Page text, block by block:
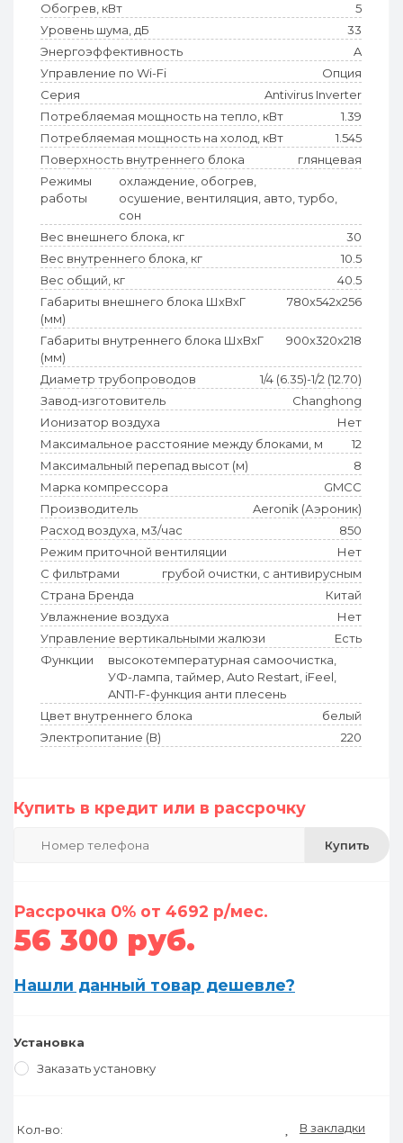
Обогрев, кВт
5
Уровень шума, дБ
33
Энергоэффективность
A
Управление по Wi-Fi
Опция
Серия
Antivirus Inverter
Потребляемая мощность на тепло, кВт
1.39
Потребляемая мощность на холод, кВт
1.545
Поверхность внутреннего блока
глянцевая
Режимы
работы
охлаждение, обогрев,
осушение, вентиляция, авто, турбо,
сон
Вес внешнего блока, кг
30
Вес внутреннего блока, кг
10.5
Вес общий, кг
40.5
Габариты внешнего блока ШхВхГ
(мм)
780x542x256
Габариты внутреннего блока ШхВхГ
(мм)
900x320x218
Диаметр трубопроводов
1/4 (6.35)-1/2 (12.70)
Завод-изготовитель
Changhong
Ионизатор воздуха
Нет
Максимальное расстояние между блоками, м
12
Максимальный перепад высот (м)
8
Марка компрессора
GMCC
Производитель
Aeronik (Аэроник)
Расход воздуха, м3/час
850
Режим приточной вентиляции
Нет
С фильтрами
грубой очистки, с антивирусным
Страна Бренда
Китай
Увлажнение воздуха
Нет
Управление вертикальными жалюзи
Есть
Функции
высокотемпературная самоочистка,
УФ-лампа, таймер, Auto Restart, iFeel,
ANTI-F-функция анти плесень
Цвет внутреннего блока
белый
Электропитание (В)
220
Купить в кредит или в рассрочку
Купить
Рассрочка 0% от 4692 р/мес.
56 300 руб.
Нашли данный товар дешевле?
Установка
Заказать установку
Кол-во: В закладки